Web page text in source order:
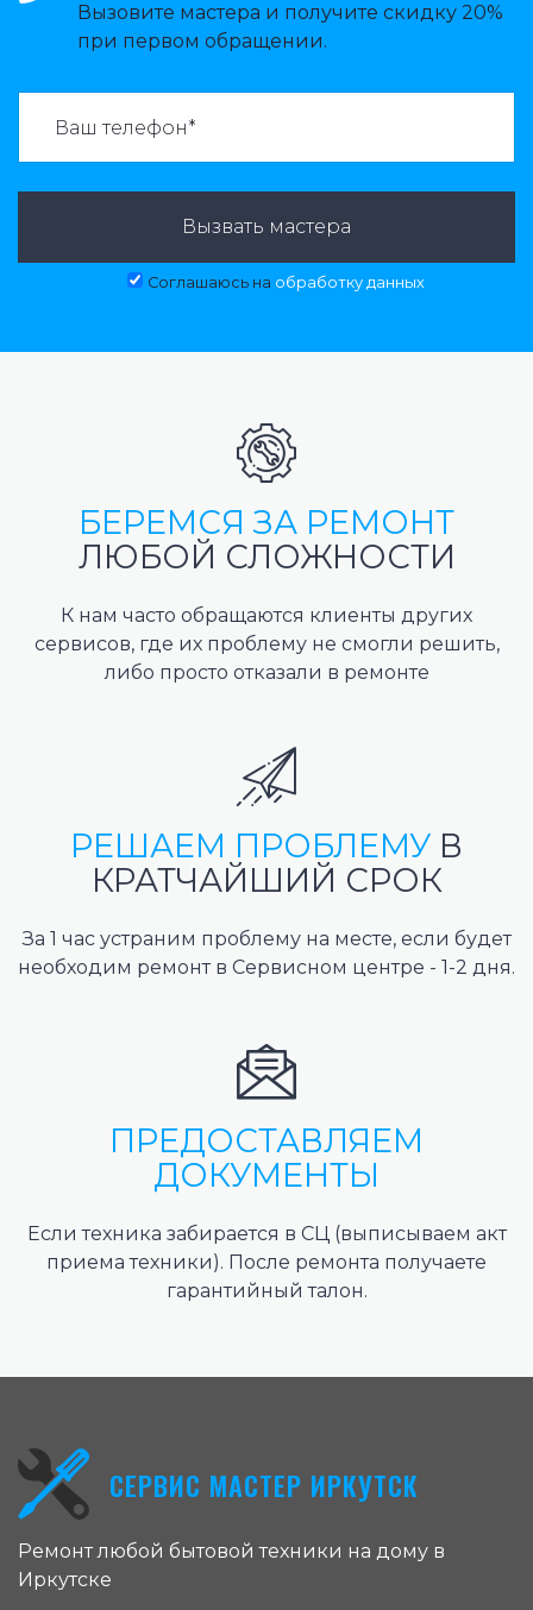
Вызовите мастера и получите скидку 20%
при первом обращении.
Вызвать мастера
Соглашаюсь на обработку данных
БЕРЕМСЯ ЗА РЕМОНТ
ЛЮБОЙ СЛОЖНОСТИ
К нам часто обращаются клиенты других
сервисов, где их проблему не смогли решить,
либо просто отказали в ремонте
РЕШАЕМ ПРОБЛЕМУ В
КРАТЧАЙШИЙ СРОК
За 1 час устраним проблему на месте, если будет
необходим ремонт в Сервисном центре - 1-2 дня.
ПРЕДОСТАВЛЯЕМ
ДОКУМЕНТЫ
Если техника забирается в СЦ (выписываем акт
приема техники). После ремонта получаете
гарантийный талон.
СЕРВИС МАСТЕР ИРКУТСК
Ремонт любой бытовой техники на дому в
Иркутске